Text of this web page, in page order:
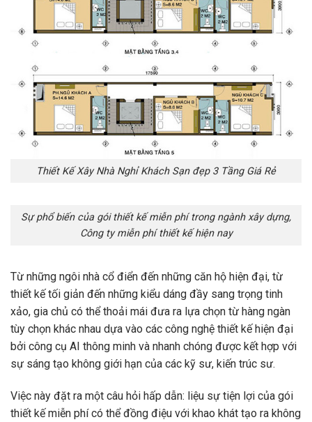
Thiết Kế Xây Nhà Nghỉ Khách Sạn đẹp 3 Tầng Giá Rẻ
Sự phổ biến của gói thiết kế miễn phí trong ngành xây dựng,
Công ty miễn phí thiết kế hiện nay
Từ những ngôi nhà cổ điển đến những căn hộ hiện đại, từ
thiết kế tối giản đến những kiểu dáng đầy sang trọng tinh
xảo, gia chủ có thể thoải mái đưa ra lựa chọn từ hàng ngàn
tùy chọn khác nhau dựa vào các công nghệ thiết kế hiện đại
bởi công cụ AI thông minh và nhanh chóng được kết hợp với
sự sáng tạo không giới hạn của các kỹ sư, kiến trúc sư.
Việc này đặt ra một câu hỏi hấp dẫn: liệu sự tiện lợi của gói
thiết kế miễn phí có thể đồng điệu với khao khát tạo ra không